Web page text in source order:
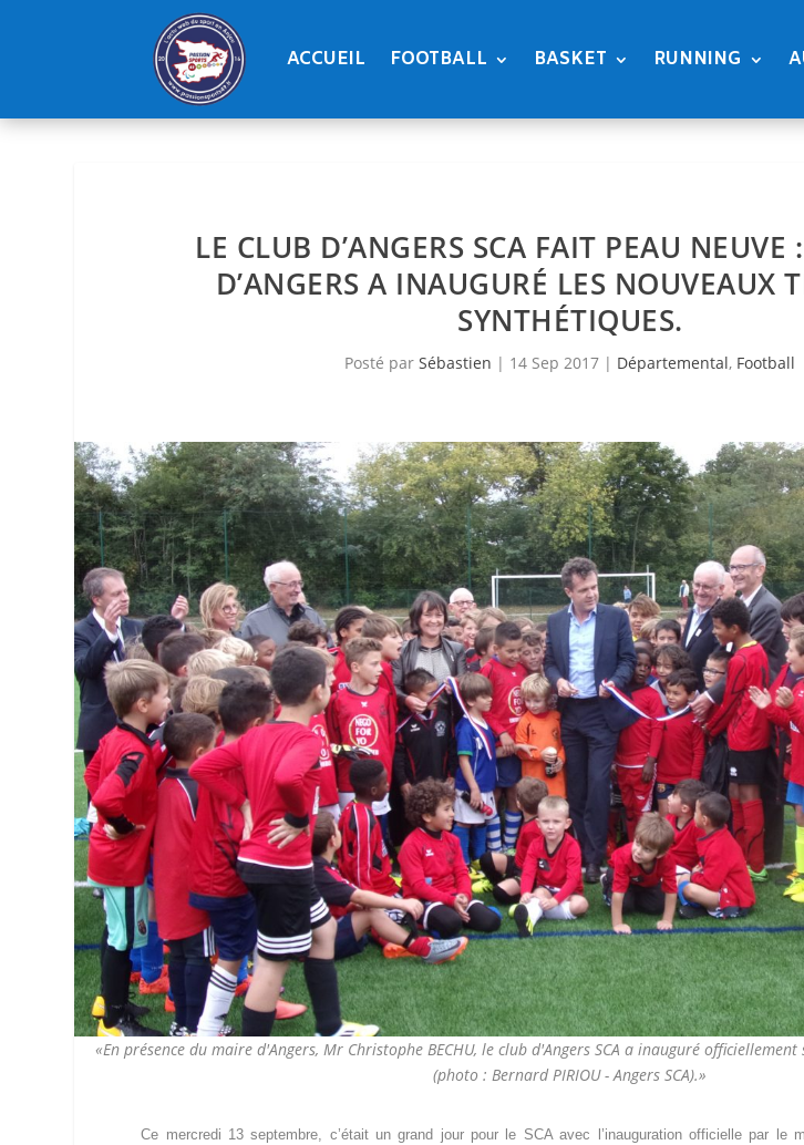
ACCUEIL FOOTBALL BASKET RUNNING
LE CLUB D’ANGERS SCA FAIT PEAU NEUVE
D’ANGERS A INAUGURÉ LES NOUVEAUX
SYNTHÉTIQUES.
Posté parSébastien | 14 Sep 2017 | Départemental, Football
«En présence du maire d'Angers, Mr Christophe BECHU, le club d'Angers SCA a inauguré
(photo : Bernard PIRIOU - Angers SCA).»
Ce mercredi 13 septembre, c’était un grand jour pour le SCA avec l’inauguration officielle par le